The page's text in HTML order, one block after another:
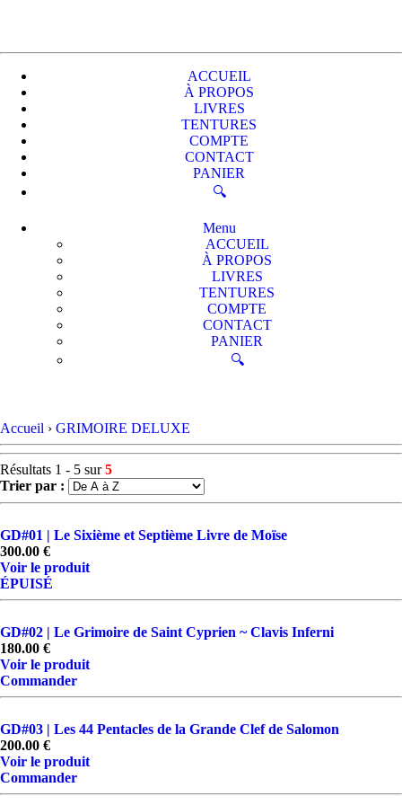
ACCUEIL
À PROPOS
LIVRES
TENTURES
COMPTE
CONTACT
PANIER
🔍
Menu
ACCUEIL
À PROPOS
LIVRES
TENTURES
COMPTE
CONTACT
PANIER
🔍
Accueil › GRIMOIRE DELUXE
Résultats 1 - 5 sur5
Trier par :
GD#01 | Le Sixième et Septième Livre de Moïse
300.00 €
Voir le produit
ÉPUISÉ
GD#02 | Le Grimoire de Saint Cyprien ~ Clavis Inferni
180.00 €
Voir le produit
Commander
GD#03 | Les 44 Pentacles de la Grande Clef de Salomon
200.00 €
Voir le produit
Commander